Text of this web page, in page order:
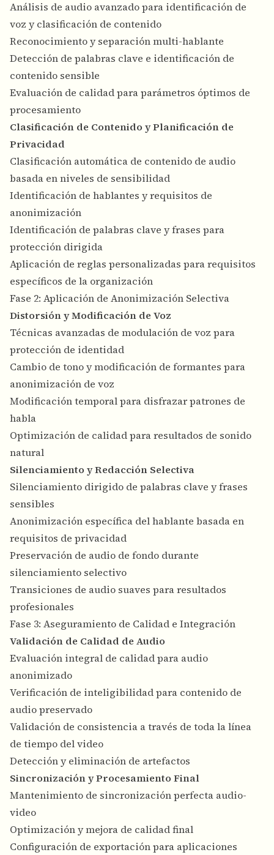
Análisis de audio avanzado para identificación de
voz y clasificación de contenido
Reconocimiento y separación multi-hablante
Detección de palabras clave e identificación de
contenido sensible
Evaluación de calidad para parámetros óptimos de
procesamiento
Clasificación de Contenido y Planificación de
Privacidad
Clasificación automática de contenido de audio
basada en niveles de sensibilidad
Identificación de hablantes y requisitos de
anonimización
Identificación de palabras clave y frases para
protección dirigida
Aplicación de reglas personalizadas para requisitos
específicos de la organización
Fase 2: Aplicación de Anonimización Selectiva
Distorsión y Modificación de Voz
Técnicas avanzadas de modulación de voz para
protección de identidad
Cambio de tono y modificación de formantes para
anonimización de voz
Modificación temporal para disfrazar patrones de
habla
Optimización de calidad para resultados de sonido
natural
Silenciamiento y Redacción Selectiva
Silenciamiento dirigido de palabras clave y frases
sensibles
Anonimización específica del hablante basada en
requisitos de privacidad
Preservación de audio de fondo durante
silenciamiento selectivo
Transiciones de audio suaves para resultados
profesionales
Fase 3: Aseguramiento de Calidad e Integración
Validación de Calidad de Audio
Evaluación integral de calidad para audio
anonimizado
Verificación de inteligibilidad para contenido de
audio preservado
Validación de consistencia a través de toda la línea
de tiempo del video
Detección y eliminación de artefactos
Sincronización y Procesamiento Final
Mantenimiento de sincronización perfecta audio-
video
Optimización y mejora de calidad final
Configuración de exportación para aplicaciones